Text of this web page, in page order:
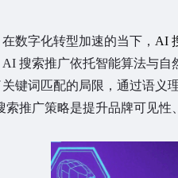
在数字化转型加速的当下， AI
AI 搜索推广依托智能算法与
键词匹配的局限，通过语义
索推广策略是提升品牌可见性